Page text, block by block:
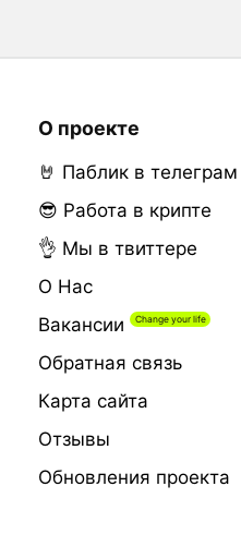
О проекте
🤘 Паблик в телеграм
😎 Работа в крипте
👌 Мы в твиттере
О Нас
Вакансии
Обратная связь
Карта сайта
Отзывы
Обновления проекта